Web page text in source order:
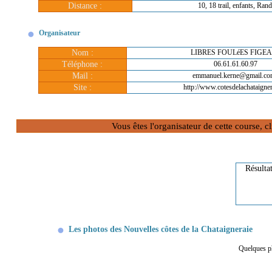
Distance : 10, 18 trail, enfants,
Organisateur
Nom : LIBRES FOULéES
Téléphone : 06.61.61.60.97
Mail :
Site : http://
Vous êtes l'organisateur de cette course,
Les photos des Nouvelles côtes de la Chataigneraie
Quelques